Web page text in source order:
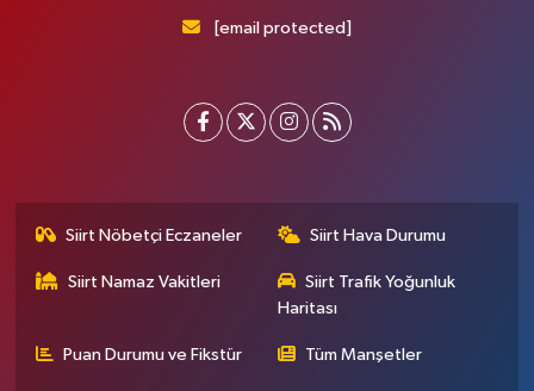
[email protected]
Siirt Nöbetçi Eczaneler Siirt Hava Durumu
Siirt Namaz Vakitleri
Siirt Trafik Yoğunluk
Haritası
Puan Durumu ve Fikstür Tüm Manşetler